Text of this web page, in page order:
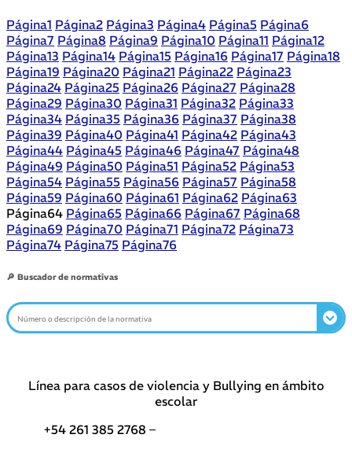
Página1 Página2 Página3 Página4 Página5 Página6
Página7 Página8 Página9 Página10 Página11 Página12
Página13 Página14 Página15 Página16 Página17 Página18
Página19 Página20 Página21 Página22 Página23
Página24 Página25 Página26 Página27 Página28
Página29 Página30 Página31 Página32 Página33
Página34 Página35 Página36 Página37 Página38
Página39 Página40 Página41 Página42 Página43
Página44 Página45 Página46 Página47 Página48
Página49 Página50 Página51 Página52 Página53
Página54 Página55 Página56 Página57 Página58
Página59 Página60 Página61 Página62 Página63
Página64 Página65 Página66 Página67 Página68
Página69 Página70 Página71 Página72 Página73
Página74 Página75 Página76
🔎 Buscador de normativas
Línea para casos de violencia y Bullying en ámbito
escolar
+54 261 385 2768 –